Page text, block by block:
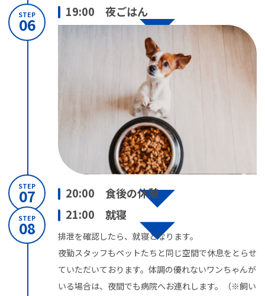
STEP
06
19:00 夜ごはん
STEP
07 20:00 食後の休憩
STEP
08
21:00 就寝
排泄を確認したら、就寝となります。
夜勤スタッフもペットたちと同じ空間で休息をとらせ
ていただいております。体調の優れないワンちゃんが
いる場合は、夜間でも病院へお連れします。（※飼い